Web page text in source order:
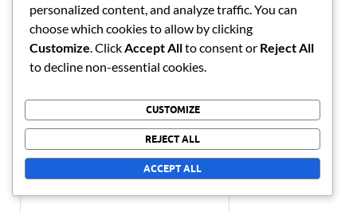
NAME
personalized content, and analyze traffic. You can
choose which cookies to allow by clicking
Customize . Click Accept Allto consent or Reject All
to decline non-essential cookies.
CUSTOMIZE
REJECT ALL
ACCEPT ALL